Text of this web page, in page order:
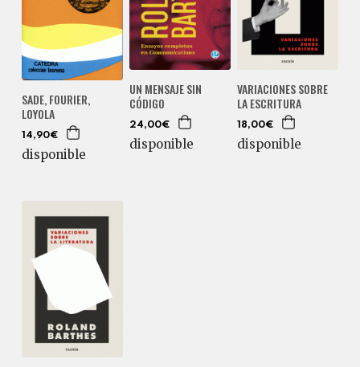
SADE, FOURIER,
LOYOLA
14,90€
disponible
UN MENSAJE SIN
CÓDIGO
24,00€
disponible
VARIACIONES SOBRE
LA ESCRITURA
18,00€
disponible